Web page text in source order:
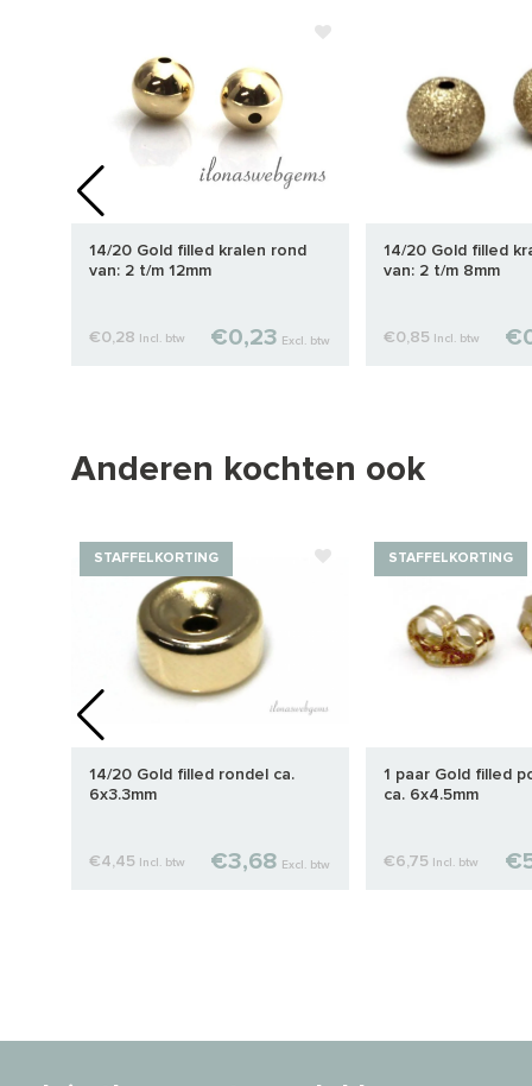
14/20 Gold filled kralen rond
van: 2 t/m 12mm
€0,28 Incl. btw €0,23 Excl. btw
14/20 Gold filled
van: 2 t/m 8mm
€0,85 Incl. btw
Anderen kochten ook
STAFFELKORTING
14/20 Gold filled rondel ca.
6x3.3mm
€4,45 Incl. btw €3,68 Excl. btw
STAFFELKORTING
1 paar Gold filled
ca. 6x4.5mm
€6,75 Incl. btw